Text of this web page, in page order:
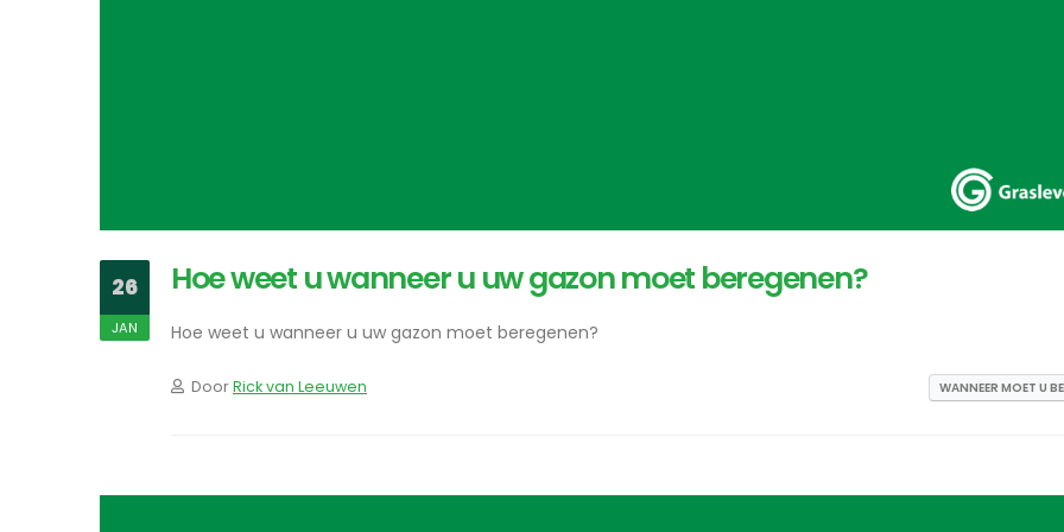
26
JAN
Hoe weet u wanneer u uw gazon moet beregenen?
Hoe weet u wanneer u uw gazon moet beregenen?
DoorRick van Leeuwen WANNEER MOET U